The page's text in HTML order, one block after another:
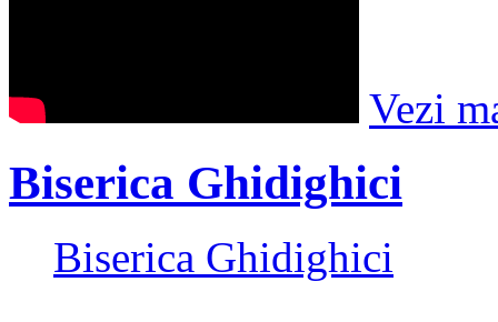
Vezi
Biserica Ghidighici
Biserica Ghidighici